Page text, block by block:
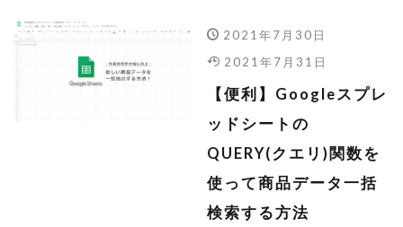
2021年7月30日
2021年7月31日
【便利】Googleスプレ
ッドシートの
QUERY(クエリ)関数を
使って商品データ一括
検索する方法